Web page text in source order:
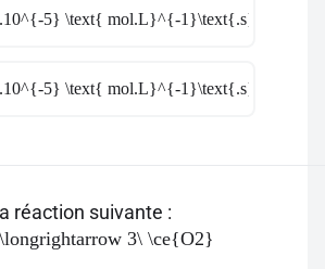
5} \text{ mol.L}^{-1}\text{.s}^{-1}
5} \text{ mol.L}^{-1}\text{.s}^{-1}
réaction suivante :
3\ \ce{O2}